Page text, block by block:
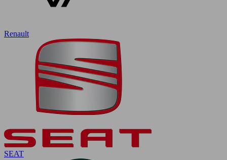
Renault
SEAT